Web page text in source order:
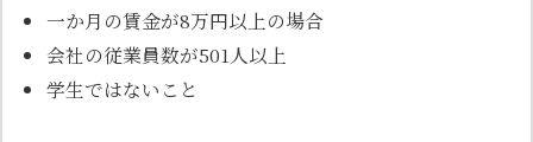
一か月の賃金が8万円以上の場合
会社の従業員数が501人以上
学生ではないこと